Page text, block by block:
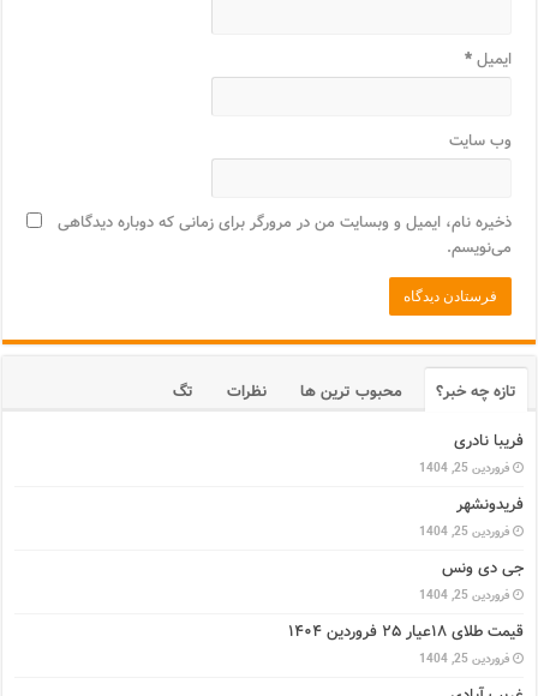
ایمیل*
وب‌ سایت
ذخیره نام، ایمیل و وبسایت من در مرورگر برای زمانی که دوباره دیدگاهی
می‌نویسم.
تازه چه خبر؟ محبوب ترین ها نظرات
تگ
فریبا نادری
فروردین 25, 1404
فریدونشهر
فروردین 25, 1404
جی دی ونس
فروردین 25, 1404
قیمت طلای ۱۸عیار ۲۵ فروردین ۱۴۰۴
فروردین 25, 1404